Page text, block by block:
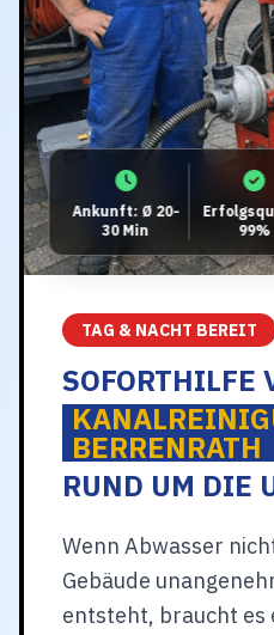
Ankunft: Ø 20-
30 Min
99%
TAG & NACHT BEREIT
SOFORTHILFE
BERRENRATH
RUND UM DIE
Wenn Abwasser
Gebäude
entsteht, braucht es